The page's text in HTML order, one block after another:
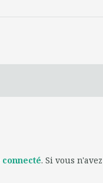
connecté. Si vous